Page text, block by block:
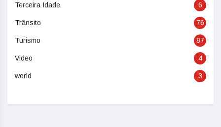
Terceira Idade 6
Trânsito 76
Turismo 87
Video 4
world 3